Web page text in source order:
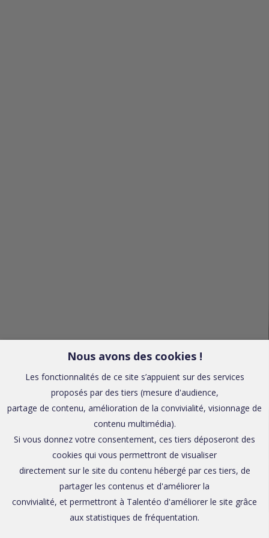
Nous avons des cookies !
Les fonctionnalités de ce site s’appuient sur des services
proposés par des tiers (mesure d'audience,
partage de contenu, amélioration de la convivialité, visionnage de
contenu multimédia).
Si vous donnez votre consentement, ces tiers déposeront des
cookies qui vous permettront de visualiser
directement sur le site du contenu hébergé par ces tiers, de
partager les contenus et d'améliorer la
convivialité, et permettront à Talentéo d'améliorer le site grâce
aux statistiques de fréquentation.